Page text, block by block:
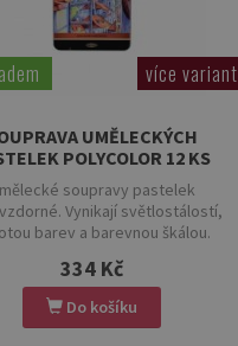
více variant
UMĚLECKÝCH
POLYCOLOR 12 KS
soupravy pastelek
Vynikají světlostálostí,
barev a barevnou škálou.
334 Kč
Do košíku